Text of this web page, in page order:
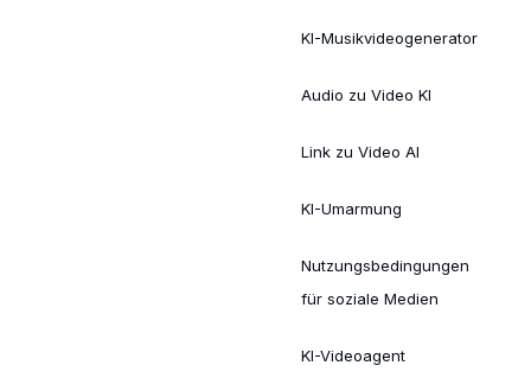
KI-Musikvideogenerator
Audio zu Video KI
Link zu Video AI
KI-Umarmung
Nutzungsbedingungen
für soziale Medien
KI-Videoagent